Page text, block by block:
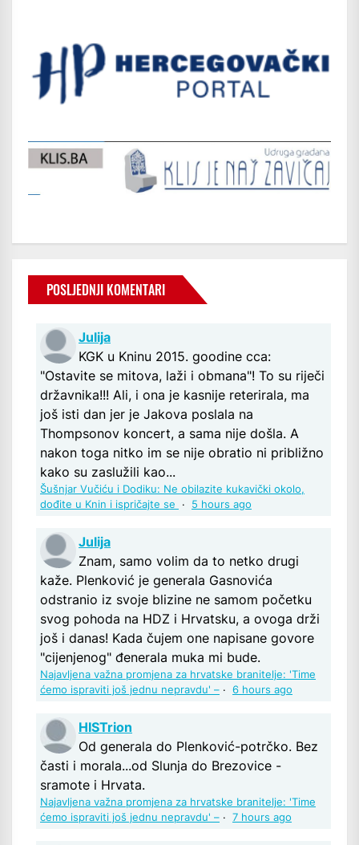
POSLJEDNJI KOMENTARI
Julija
KGK u Kninu 2015. goodine cca:
"Ostavite se mitova, laži i obmana"! To su riječi
državnika!!! Ali, i ona je kasnije reterirala, ma
još isti dan jer je Jakova poslala na
Thompsonov koncert, a sama nije došla. A
nakon toga nitko im se nije obratio ni približno
kako su zaslužili kao...
Šušnjar Vučiću i Dodiku: Ne obilazite kukavički okolo,
dođite u Knin i ispričajte se
· 5 hours ago
Julija
Znam, samo volim da to netko drugi
kaže. Plenković je generala Gasnovića
odstranio iz svoje blizine ne samom početku
svog pohoda na HDZ i Hrvatsku, a ovoga drži
još i danas! Kada čujem one napisane govore
"cijenjenog" đenerala muka mi bude.
Najavljena važna promjena za hrvatske branitelje: 'Time
ćemo ispraviti još jednu nepravdu' – · 6 hours ago
HISTrion
Od generala do Plenković-potrčko. Bez
časti i morala...od Slunja do Brezovice -
sramote i Hrvata.
Najavljena važna promjena za hrvatske branitelje: 'Time
ćemo ispraviti još jednu nepravdu' – · 7 hours ago